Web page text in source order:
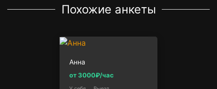
Похожие анкеты
Анна
от 3000₽/час